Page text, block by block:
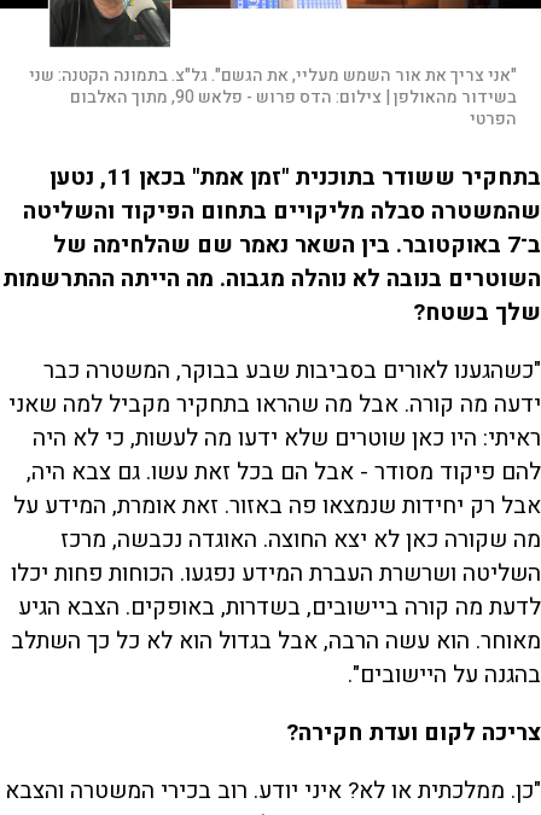
"אני צריך את אור השמש מעליי, את הגשם". גל"צ. בתמונה הקטנה: שני
בשידור מהאולפן | צילום:
הדס פרוש - פלאש 90, מתוך האלבום
הפרטי
בתחקיר ששודר בתוכנית "זמן אמת" בכאן 11, נטען
שהמשטרה סבלה מליקויים בתחום הפיקוד והשליטה
ב־7 באוקטובר. בין השאר נאמר שם שהלחימה של
השוטרים בנובה לא נוהלה מגבוה. מה הייתה ההתרשמות
שלך בשטח?
"כשהגענו לאורים בסביבות שבע בבוקר, המשטרה כבר
ידעה מה קורה. אבל מה שהראו בתחקיר מקביל למה שאני
ראיתי: היו כאן שוטרים שלא ידעו מה לעשות, כי לא היה
להם פיקוד מסודר - אבל הם בכל זאת עשו. גם צבא היה,
אבל רק יחידות שנמצאו פה באזור. זאת אומרת, המידע על
מה שקורה כאן לא יצא החוצה. האוגדה נכבשה, מרכז
השליטה ושרשרת העברת המידע נפגעו. הכוחות פחות יכלו
לדעת מה קורה ביישובים, בשדרות, באופקים. הצבא הגיע
מאוחר. הוא עשה הרבה, אבל בגדול הוא לא כל כך השתלב
בהגנה על היישובים".
צריכה לקום ועדת חקירה?
"כן. ממלכתית או לא? איני יודע. רוב בכירי המשטרה והצבא